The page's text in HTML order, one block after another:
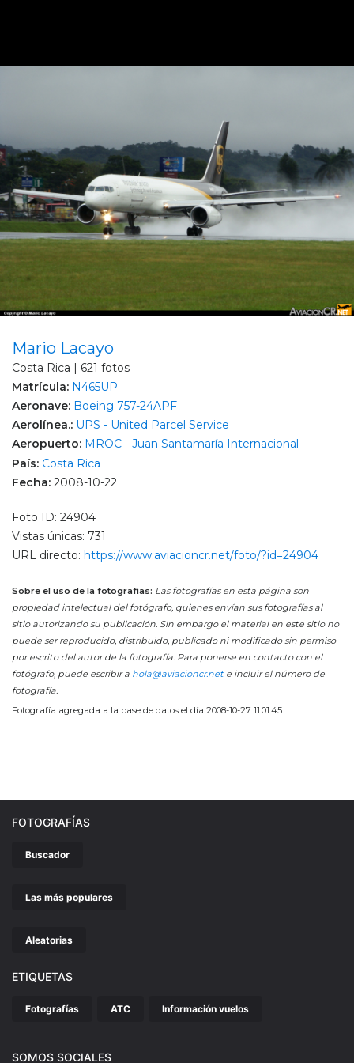
Mario Lacayo
Costa Rica | 621 fotos
Matrícula: N465UP
Aeronave: Boeing 757-24APF
Aerolínea.: UPS - United Parcel Service
Aeropuerto: MROC - Juan Santamaría Internacional
País: Costa Rica
Fecha: 2008-10-22
Foto ID: 24904
Vistas únicas: 731
URL directo: https://www.aviacioncr.net/foto/?id=24904
Sobre el uso de la fotografías: Las fotografías en esta página son
propiedad intelectual del fotógrafo, quienes envían sus fotografías al
sitio autorizando su publicación. Sin embargo el material en este sitio no
puede ser reproducido, distribuido, publicado ni modificado sin permiso
por escrito del autor de la fotografía. Para ponerse en contacto con el
fotógrafo, puede escribir a hola@aviacioncr.nete incluir el número de
fotografía.
Fotografía agregada a la base de datos el día 2008-10-27 11:01:45
FOTOGRAFÍAS
Buscador
Las más populares
Aleatorias
ETIQUETAS
Fotografías ATC Información vuelos
SOMOS SOCIALES